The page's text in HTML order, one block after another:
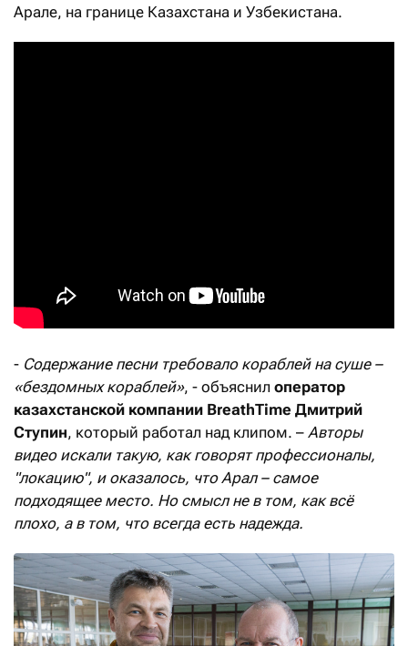
Арале, на границе Казахстана и Узбекистана.
- Содержание песни требовало кораблей на суше –
«бездомных кораблей», - объяснил оператор
казахстанской компании BreathTime Дмитрий
Ступин, который работал над клипом. – Авторы
видео искали такую, как говорят профессионалы,
"локацию", и оказалось, что Арал – самое
подходящее место. Но смысл не в том, как всё
плохо, а в том, что всегда есть надежда.